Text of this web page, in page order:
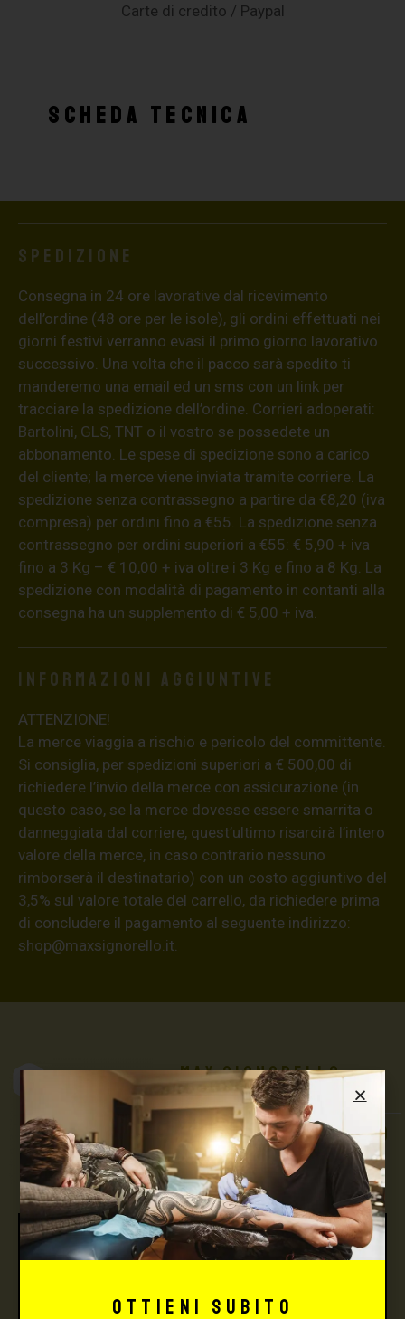
Carte di credito / Paypal
SCHEDA TECNICA
Spedizione
Consegna in 24 ore lavorative dal ricevimento
dell’ordine (48 ore per le isole), gli ordini effettuati nei
giorni festivi verranno evasi il primo giorno lavorativo
successivo. Una volta che il pacco sarà spedito ti
manderemo una email ed un sms con un link per
tracciare la spedizione dell’ordine. Corrieri adoperati:
Bartolini, GLS, TNT o il vostro se possedete un
abbonamento. Le spese di spedizione sono a carico
del cliente; la merce viene inviata tramite corriere. La
spedizione senza contrassegno a partire da €8,20 (iva
compresa) per ordini fino a €55. La spedizione senza
contrassegno per ordini superiori a €55: € 5,90 + iva
fino a 3 Kg – € 10,00 + iva oltre i 3 Kg e fino a 8 Kg. La
spedizione con modalità di pagamento in contanti alla
consegna ha un supplemento di € 5,00 + iva.
Informazioni aggiuntive
ATTENZIONE!
La merce viaggia a rischio e pericolo del committente.
Si consiglia, per spedizioni superiori a € 500,00 di
richiedere l’invio della merce con assicurazione (in
questo caso, se la merce dovesse essere smarrita o
danneggiata dal corriere, quest’ultimo risarcirà l’intero
valore della merce, in caso contrario nessuno
rimborserà il destinatario) con un costo aggiuntivo del
3,5% sul valore totale del carrello, da richiedere prima
di concludere il pagamento al seguente indirizzo:
shop@maxsignorello.it
Max Signorello
Tattoo Supply
TUTTO PER IL TUO
TATTOO STUDIO
Ottieni subito